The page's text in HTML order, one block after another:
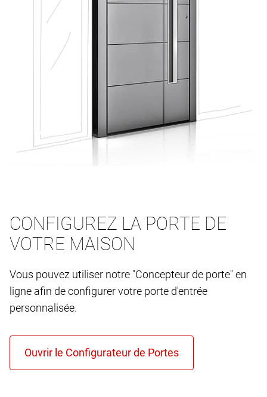
CONFIGUREZ LA PORTE DE
VOTRE MAISON
Vous pouvez utiliser notre "Concepteur de porte" en
ligne afin de configurer votre porte d'entrée
personnalisée.